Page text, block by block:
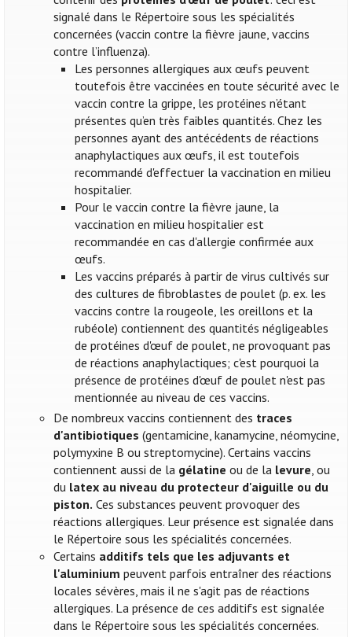
signalé dans le Répertoire sous les spécialités
concernées (vaccin contre la fièvre jaune, vaccins
contre l’influenza).
Les personnes allergiques aux œufs peuvent
toutefois être vaccinées en toute sécurité avec le
vaccin contre la grippe, les protéines n’étant
présentes qu’en très faibles quantités. Chez les
personnes ayant des antécédents de réactions
anaphylactiques aux œufs, il est toutefois
recommandé d'effectuer la vaccination en milieu
hospitalier.
Pour le vaccin contre la fièvre jaune, la
vaccination en milieu hospitalier est
recommandée en cas d'allergie confirmée aux
œufs.
Les vaccins préparés à partir de virus cultivés sur
des cultures de fibroblastes de poulet (p. ex. les
vaccins contre la rougeole, les oreillons et la
rubéole) contiennent des quantités négligeables
de protéines d'œuf de poulet, ne provoquant pas
de réactions anaphylactiques; c'est pourquoi la
présence de protéines d'œuf de poulet n'est pas
mentionnée au niveau de ces vaccins.
De nombreux vaccins contiennent des traces
d'antibiotiques (gentamicine, kanamycine, néomycine,
polymyxine B ou streptomycine). Certains vaccins
contiennent aussi de la gélatine ou de la levure, ou
du latex au niveau du protecteur d'aiguille ou du
piston. Ces substances peuvent provoquer des
réactions allergiques. Leur présence est signalée dans
le Répertoire sous les spécialités concernées.
Certains additifs tels que les adjuvants et
l'aluminium peuvent parfois entraîner des réactions
locales sévères, mais il ne s'agit pas de réactions
allergiques. La présence de ces additifs est signalée
dans le Répertoire sous les spécialités concernées.